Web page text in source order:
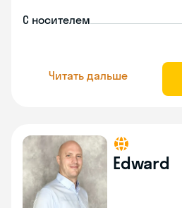
С носителем
Читать дальше
Edward